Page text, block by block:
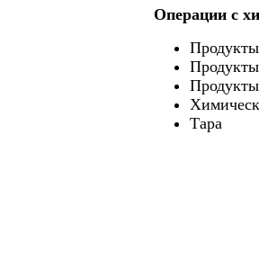
Операции c
Продукты
Тара